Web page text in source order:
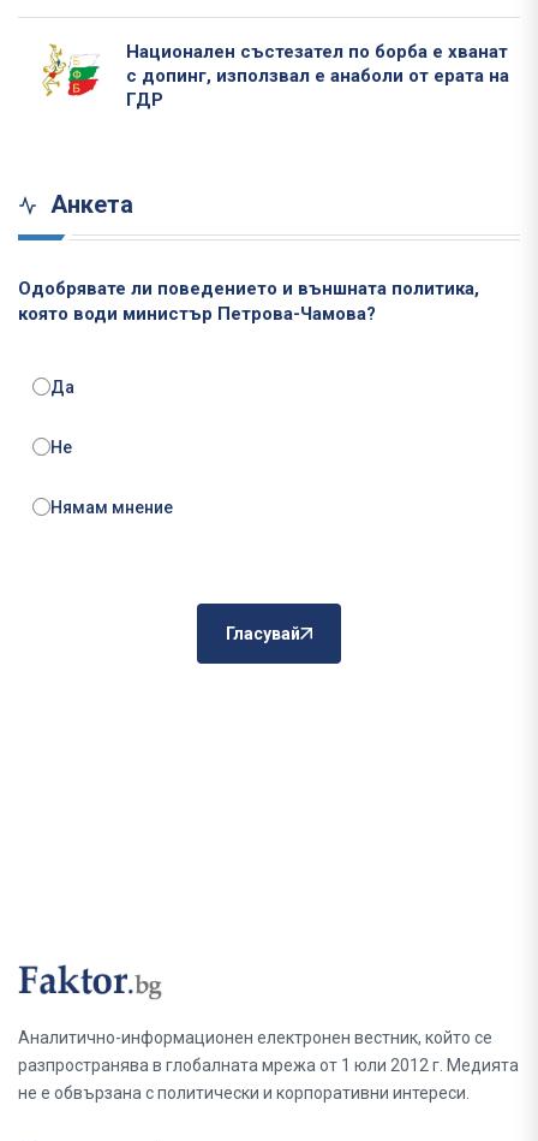
Национален състезател по борба е хванат
с допинг, използвал е анаболи от ерата на
ГДР
Анкета
Одобрявате ли поведението и външната политика,
която води министър Петрова-Чамова?
Да
Не
Нямам мнение
Гласувай
Аналитично-информационен електронен вестник, който се
разпространява в глобалната мрежа от 1 юли 2012 г. Медията
не е обвързана с политически и корпоративни интереси.